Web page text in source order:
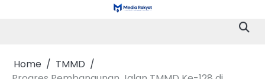
Home
TMMD